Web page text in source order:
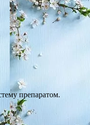
препаратом.